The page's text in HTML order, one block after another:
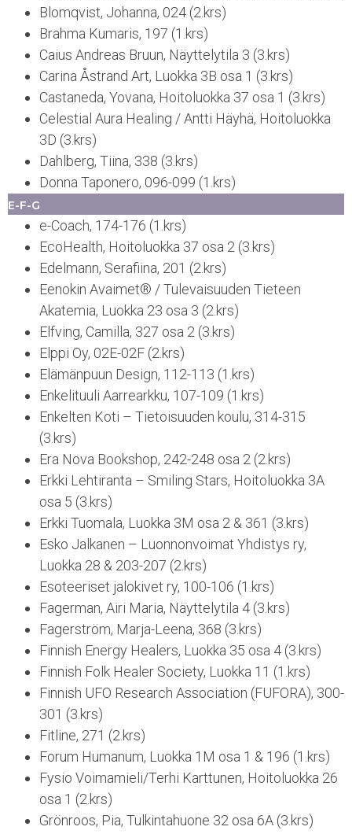
Blomqvist, Johanna, 024 (2.krs)
Brahma Kumaris, 197 (1.krs)
Caius Andreas Bruun, Näyttelytila 3 (3.krs)
Carina Åstrand Art, Luokka 3B osa 1 (3.krs)
Castaneda, Yovana, Hoitoluokka 37 osa 1 (3.krs)
Celestial Aura Healing / Antti Häyhä, Hoitoluokka
3D (3.krs)
Dahlberg, Tiina, 338 (3.krs)
Donna Taponero, 096-099 (1.krs)
E-F-G
e-Coach, 174-176 (1.krs)
EcoHealth, Hoitoluokka 37 osa 2 (3.krs)
Edelmann, Serafiina, 201 (2.krs)
Eenokin Avaimet® / Tulevaisuuden Tieteen
Akatemia, Luokka 23 osa 3 (2.krs)
Elfving, Camilla, 327 osa 2 (3.krs)
Elppi Oy, 02E-02F (2.krs)
Elämänpuun Design, 112-113 (1.krs)
Enkelituuli Aarrearkku, 107-109 (1.krs)
Enkelten Koti – Tietoisuuden koulu, 314-315
(3.krs)
Era Nova Bookshop, 242-248 osa 2 (2.krs)
Erkki Lehtiranta – Smiling Stars, Hoitoluokka 3A
osa 5 (3.krs)
Erkki Tuomala, Luokka 3M osa 2 & 361 (3.krs)
Esko Jalkanen – Luonnonvoimat Yhdistys ry,
Luokka 28 & 203-207 (2.krs)
Esoteeriset jalokivet ry, 100-106 (1.krs)
Fagerman, Airi Maria, Näyttelytila 4 (3.krs)
Fagerström, Marja-Leena, 368 (3.krs)
Finnish Energy Healers, Luokka 35 osa 4 (3.krs)
Finnish Folk Healer Society, Luokka 11 (1.krs)
Finnish UFO Research Association (FUFORA), 300-
301 (3.krs)
Fitline, 271 (2.krs)
Forum Humanum, Luokka 1M osa 1 & 196 (1.krs)
Fysio Voimamieli/Terhi Karttunen, Hoitoluokka 26
osa 1 (2.krs)
Grönroos, Pia, Tulkintahuone 32 osa 6A (3.krs)